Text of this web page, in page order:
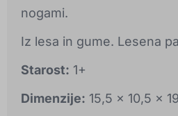
nogami.
Iz lesa in gume. Lesena
Starost: 1+
Dimenzije: 15,5 x 10,5 x